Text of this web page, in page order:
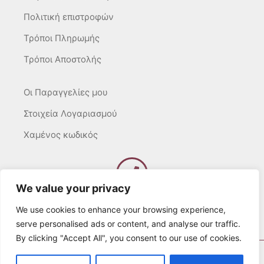
We value your privacy
We use cookies to enhance your browsing experience,
serve personalised ads or content, and analyse our traffic.
By clicking "Accept All", you consent to our use of cookies.
Πολιτική επιστροφών
Τρόποι Πληρωμής
Τρόποι Αποστολής
Οι Παραγγελίες μου
Στοιχεία Λογαριασμού
Χαμένος κωδικός
Καλέστε μας
Δευτ – Τετ. – Σαβ. : 10:00 – 15:00
Τρίτ. – Πέμπτ. – Παρ. : 10:00 – 21:00
© 2022 Λευκά Όνειρα All rights Reserved